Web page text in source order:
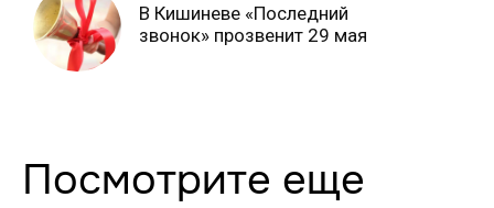
В Кишиневе «Последний
звонок» прозвенит 29 мая
Посмотрите еще